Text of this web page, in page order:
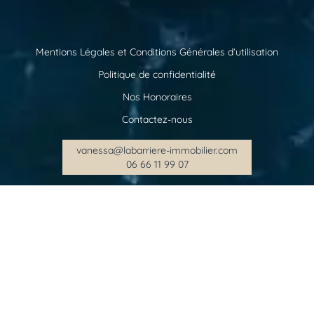
Mentions Légales et Conditions Générales d’utilisation
Politique de confidentialité
Nos Honoraires
Contactez-nous
vanessa@labarriere-immobilier.com
06 66 11 99 07